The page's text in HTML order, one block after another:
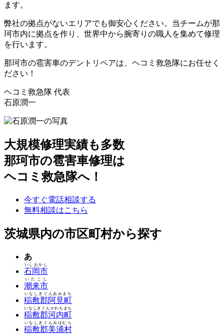
ます。
弊社の拠点がないエリアでも御安心ください。当チームが那
珂市内に拠点を作り、世界中から腕寄りの職人を集めて修理
を行います。
那珂市の雹害車のデントリペアは、ヘコミ救急隊にお任せく
ださい！
ヘコミ救急隊 代表
石原潤一
大規模修理実績も多数
那珂市の雹害車修理は
ヘコミ救急隊へ！
今すぐ電話相談する
無料相談はこちら
茨城県内の市区町村から探す
あ
石岡市
いしおかし
潮来市
いたこし
稲敷郡阿見町
いなしきぐんあみまち
稲敷郡河内町
いなしきぐんかわちまち
稲敷郡美浦村
いなしきぐんみほむら